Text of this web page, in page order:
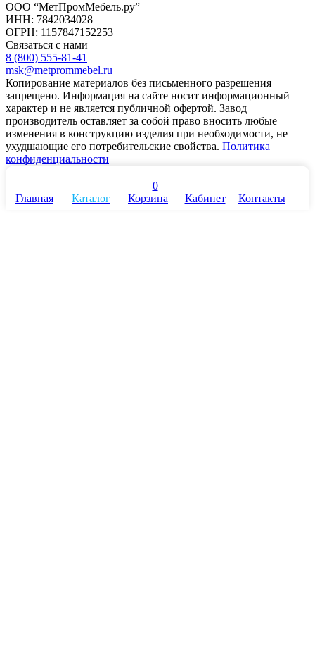
ООО “МетПромМебель.ру”
ИНН: 7842034028
ОГРН: 1157847152253
Связаться с нами
8 (800) 555-81-41
msk@metprommebel.ru
Копирование материалов без письменного разрешения
запрещено. Информация на сайте носит информационный
характер и не является публичной офертой. Завод
производитель оставляет за собой право вносить любые
изменения в конструкцию изделия при необходимости, не
ухудшающие его потребительские свойства. Политика
конфиденциальности
Главная Каталог
0
Корзина
Кабинет Контакты